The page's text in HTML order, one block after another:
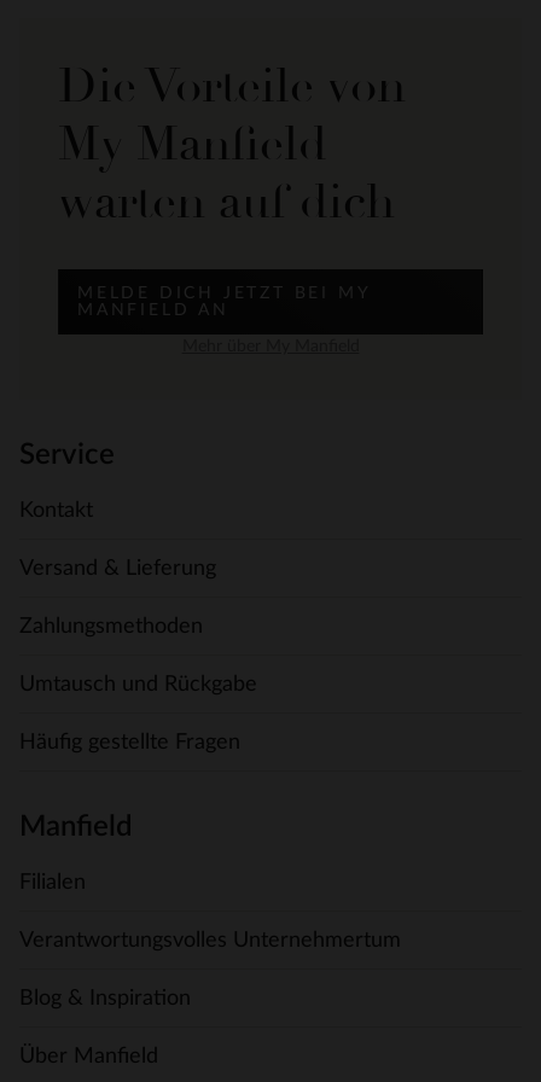
Die Vorteile von
My Manfield
warten auf dich
MELDE DICH JETZT BEI MY
MANFIELD AN
Service
Kontakt
Versand & Lieferung
Zahlungsmethoden
Umtausch und Rückgabe
Häufig gestellte Fragen
Manfield
Filialen
Verantwortungsvolles Unternehmertum
Blog & Inspiration
Über Manfield